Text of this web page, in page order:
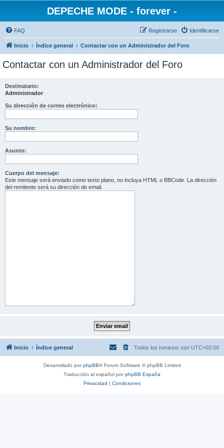
DEPECHE MODE - forever -
FAQ Identificarse
Registrarse
Inicio Índice general Contactar con un Administrador del Foro
Contactar con un Administrador del Foro
Destinatario:
Administrador
Su dirección de correo electrónico:
Su nombre:
Asunto:
Cuerpo del mensaje:
Este mensaje será enviado como texto plano, no incluya HTML o BBCode. La dirección
del remitente será su dirección de email.
Inicio Índice general Todos los horarios son UTC+02:00
Desarrollado porphpBB® Forum Software © phpBB Limited
Traducción al español porphpBB España
Privacidad | Condiciones